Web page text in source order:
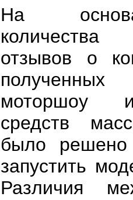
На
отзывов о
моторшоу и
средств
было
запустить
Различия